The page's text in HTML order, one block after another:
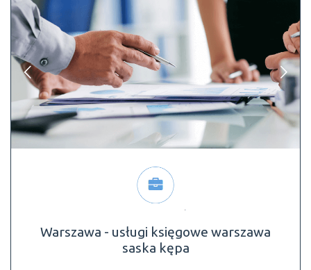
Warszawa - usługi księgowe warszawa
saska kępa